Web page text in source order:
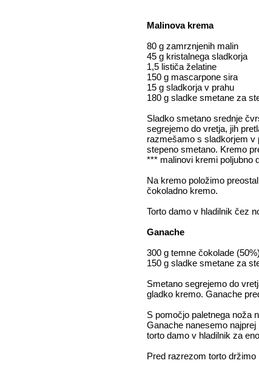
Malinova krema
80 g zamrznjenih malin
45 g kristalnega sladkorja
1,5 lističa želatine
150 g mascarpone sira
15 g sladkorja v prahu
180 g sladke smetane za
Sladko smetano srednje
segrejemo do vretja, jih
razmešamo s sladkorjem v
stepeno smetano. Kremo
*** malinovi kremi poljubno
Na kremo položimo
čokoladno kremo.
Torto damo v hladilnik čez
Ganache
300 g temne čokolade (50%)
150 g sladke smetane za
Smetano segrejemo do
gladko kremo. Ganache
S pomočjo paletnega noža
Ganache nanesemo
torto damo v hladilnik za
Pred razrezom torto